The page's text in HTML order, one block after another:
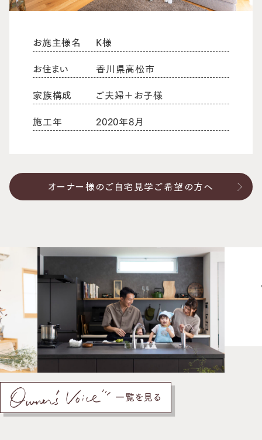
お施主様名 K様
お住まい 香川県高松市
家族構成 ご夫婦＋お子様
施工年 2020年8月
オーナー様のご自宅見学ご希望の方へ
一覧を見る